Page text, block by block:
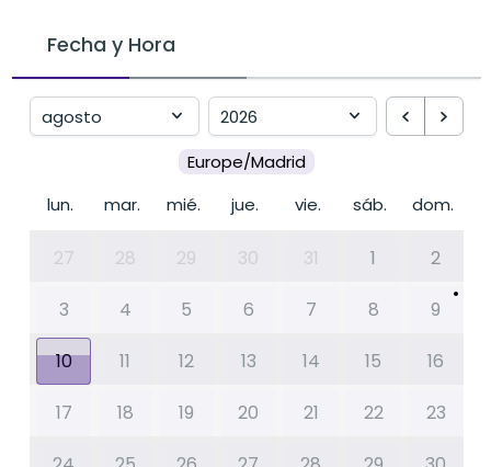
Fecha y Hora
Europe/Madrid
lun.
mar. mié. jue. vie. sáb. dom.
27 28 29 30 31 1 2
3 4 5 6 7 8 9
10 11 12 13 14 15 16
17 18 19 20 21 22 23